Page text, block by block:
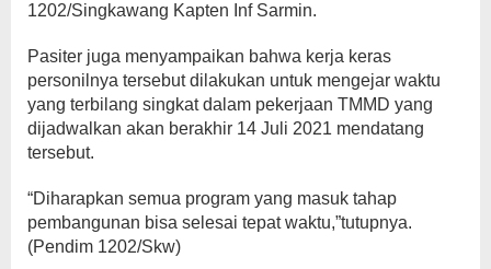
1202/Singkawang Kapten Inf Sarmin.
Pasiter juga menyampaikan bahwa kerja keras
personilnya tersebut dilakukan untuk mengejar waktu
yang terbilang singkat dalam pekerjaan TMMD yang
dijadwalkan akan berakhir 14 Juli 2021 mendatang
tersebut.
“Diharapkan semua program yang masuk tahap
pembangunan bisa selesai tepat waktu,”tutupnya.
(Pendim 1202/Skw)